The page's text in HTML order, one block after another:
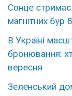
Сонце
магнітних бур
В Україні
бронювання:
вересня
Зеленський